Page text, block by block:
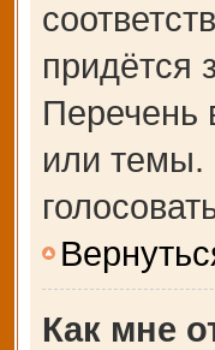
придётся
Перечень
или
Как мне